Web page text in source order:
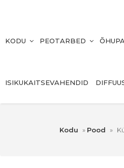
KODU PEOTARBED
ISIKUKAITSEVAHENDID
Kodu » Pood »